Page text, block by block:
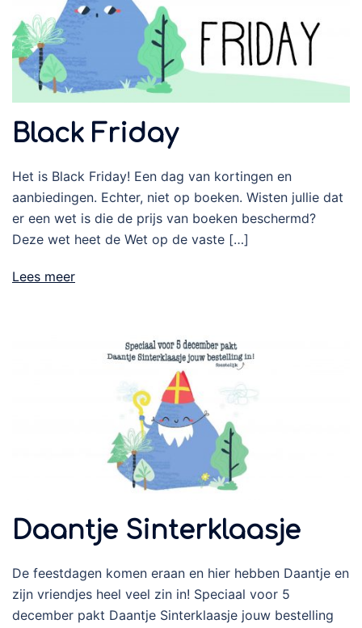
Black Friday
Het is Black Friday! Een dag van kortingen en
aanbiedingen. Echter, niet op boeken. Wisten jullie dat
er een wet is die de prijs van boeken beschermd?
Deze wet heet de Wet op de vaste […]
Lees meer
Daantje Sinterklaasje
De feestdagen komen eraan en hier hebben Daantje en
zijn vriendjes heel veel zin in! Speciaal voor 5
december pakt Daantje Sinterklaasje jouw bestelling